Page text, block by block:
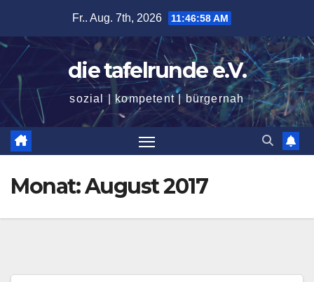
springen
Fr.. Aug. 7th, 2026 11:46:59 AM
die tafelrunde e.V.
sozial | kompetent | bürgernah
Monat:August 2017